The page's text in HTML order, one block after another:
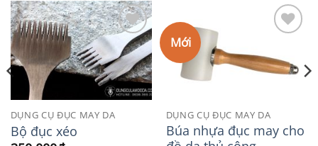
Add to
Wishlist
DỤNG CỤ ĐỤC MAY DA
Bộ đục xéo
Mới
Wishlist
DỤNG CỤ ĐỤC MAY DA
Búa nhựa đục may cho